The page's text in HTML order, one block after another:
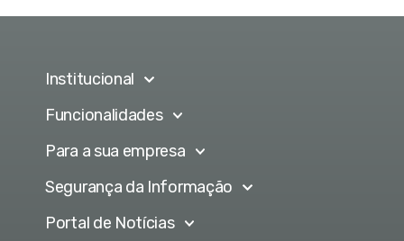
Institucional
Funcionalidades
Para a sua empresa
Segurança da Informação
Portal de Notícias